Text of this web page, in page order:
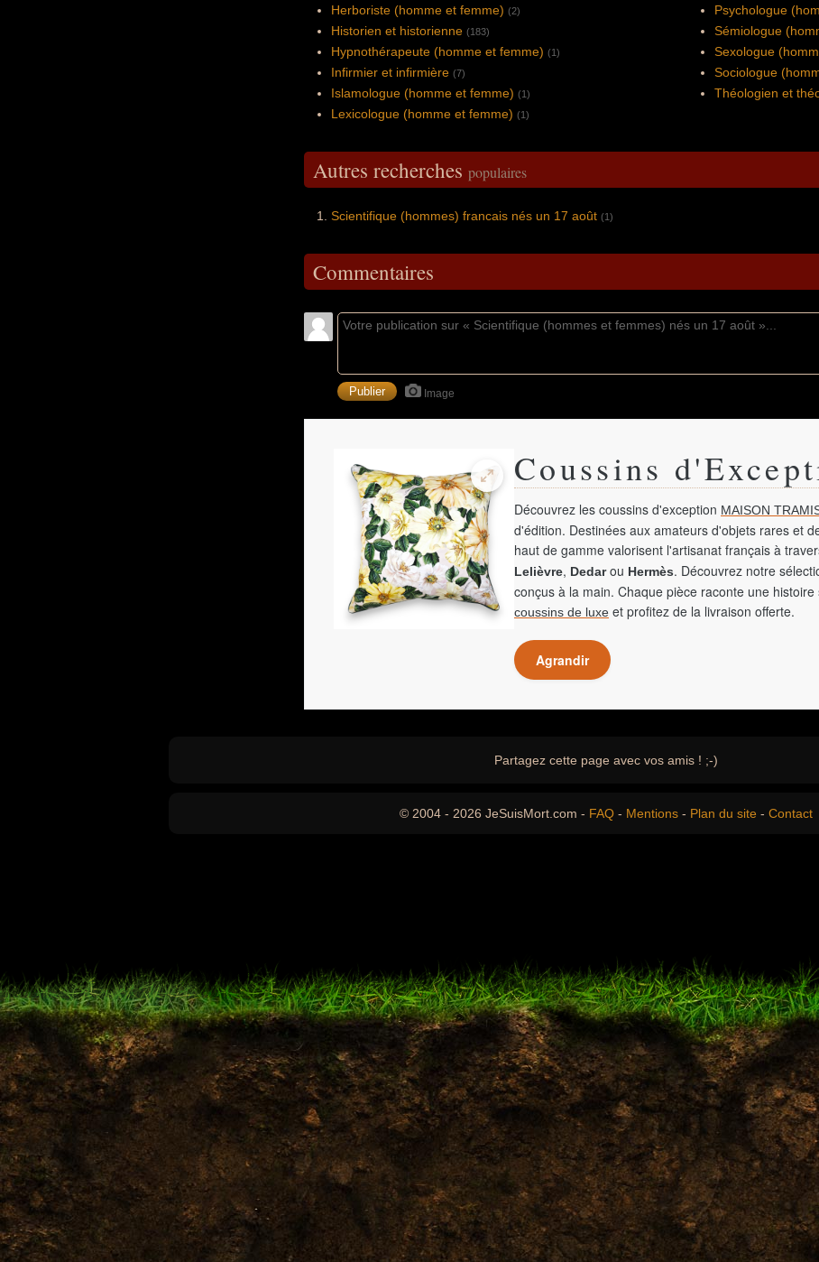
Herboriste (homme et femme) (2)
Historien et historienne (183)
Hypnothérapeute (homme et femme) (1)
Infirmier et infirmière (7)
Islamologue (homme et femme) (1)
Lexicologue (homme et femme) (1)
Psychologue
Sémiologue
Sexologue
Sociologue
Théologien et
Autres recherches populaires
Scientifique (hommes) francais nés un 17 août (1)
Commentaires
Image
Coussins
Découvrez les coussins d'exception MAISON
d'édition. Destinées aux amateurs d'objets rares et
haut de gamme valorisent l'artisanat français à
Lelièvre, Dedarou Hermès. Découvrez notre
conçus à la main. Chaque pièce raconte une
coussins de luxe et profitez de la livraison offerte.
Agrandir
Partagez cette page avec vos amis ! ;-)
© 2004 - 2026 JeSuisMort.com - FAQ - Mentions - Plan du site - Contact